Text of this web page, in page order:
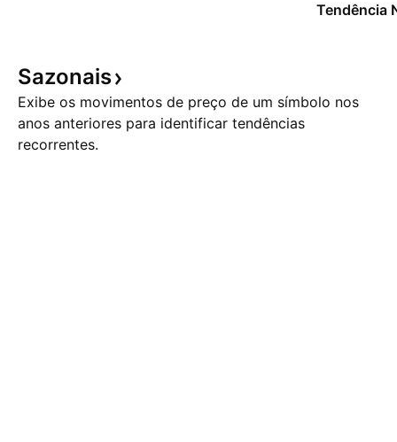
Tendência
Sazonais
Exibe os movimentos de preço de um símbolo nos
anos anteriores para identificar tendências
recorrentes.